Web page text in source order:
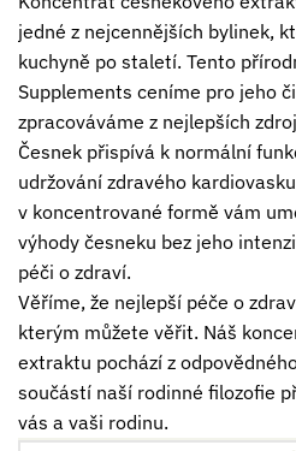
jedné z nejcennějších bylinek,
kuchyně po staletí. Tento
Supplements ceníme pro jeho
zpracováváme z nejlepších
Česnek přispívá k normální
udržování zdravého
v koncentrované formě vám
výhody česneku bez jeho
péči o zdraví.
Věříme, že nejlepší péče o
kterým můžete věřit. Náš
extraktu pochází z
součástí naší rodinné filozofie
vás a vaši rodinu.